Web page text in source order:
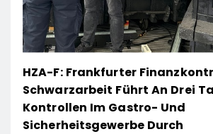
HZA-F: Frankfurter
Schwarzarbeit Führt An Drei
Kontrollen Im Gastro- Und
Sicherheitsgewerbe Durch